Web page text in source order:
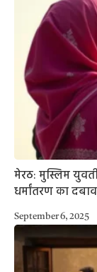
मेरठ: मुस्लिम
धर्मांतरण का
September 6, 2025